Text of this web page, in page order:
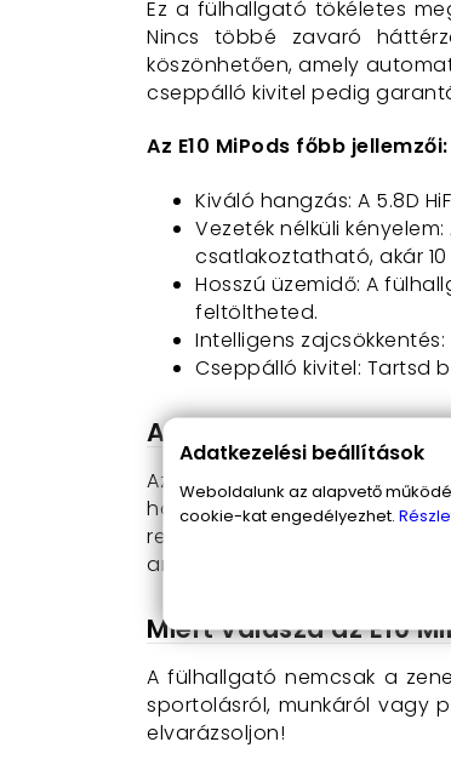
Ez a fülhallgató tökéletes
Nincs többé zavaró
köszönhetően, amely
cseppálló kivitel pedig
Az E10 MiPods főbb jellemzői:
Kiváló hangzás: A 5.8D
Vezeték nélküli
csatlakoztatható, akár
Hosszú üzemidő: A
feltöltheted.
Intelligens
Cseppálló kivitel: Tartsd
Az E10 MiPods
Az E10 MiPods fülhallgató
hoz. A töltőtokban azonnal
rendelkezésre, így nem
anélkül, hogy a külső zajok
Miért válaszd az E10
A fülhallgató nemcsak a
sportolásról, munkáról vagy
elvarázsoljon!
Adatkezelési beállítások
Weboldalunk az alapvető
cookie-kat engedélyezhet.